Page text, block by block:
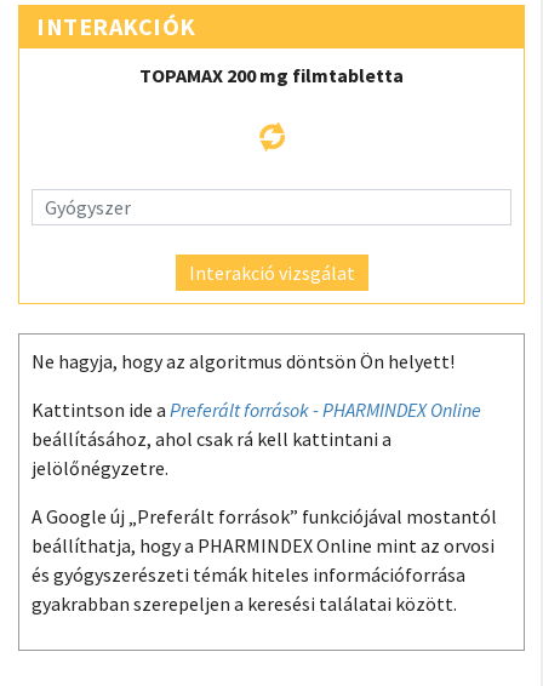
INTERAKCIÓK
TOPAMAX 200 mg filmtabletta
Interakció vizsgálat
Ne hagyja, hogy az algoritmus döntsön Ön helyett!
Kattintson ide a Preferált források - PHARMINDEX Online
beállításához, ahol csak rá kell kattintani a
jelölőnégyzetre.
A Google új „Preferált források” funkciójával mostantól
beállíthatja, hogy a PHARMINDEX Online mint az orvosi
és gyógyszerészeti témák hiteles információforrása
gyakrabban szerepeljen a keresési találatai között.